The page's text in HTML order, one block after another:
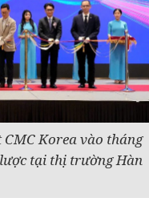
Korea vào tháng
tại thị trường Hàn